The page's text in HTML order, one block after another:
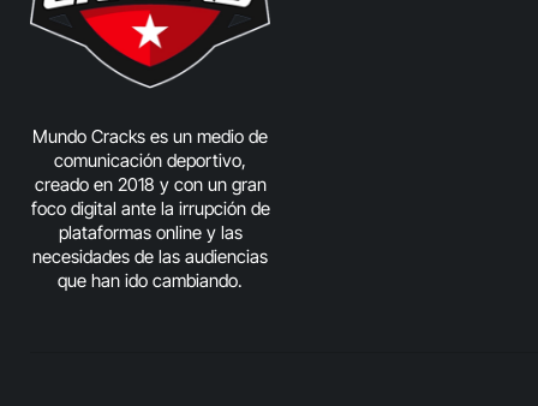
Mundo Cracks es un medio de
comunicación deportivo,
creado en 2018 y con un gran
foco digital ante la irrupción de
plataformas online y las
necesidades de las audiencias
que han ido cambiando.